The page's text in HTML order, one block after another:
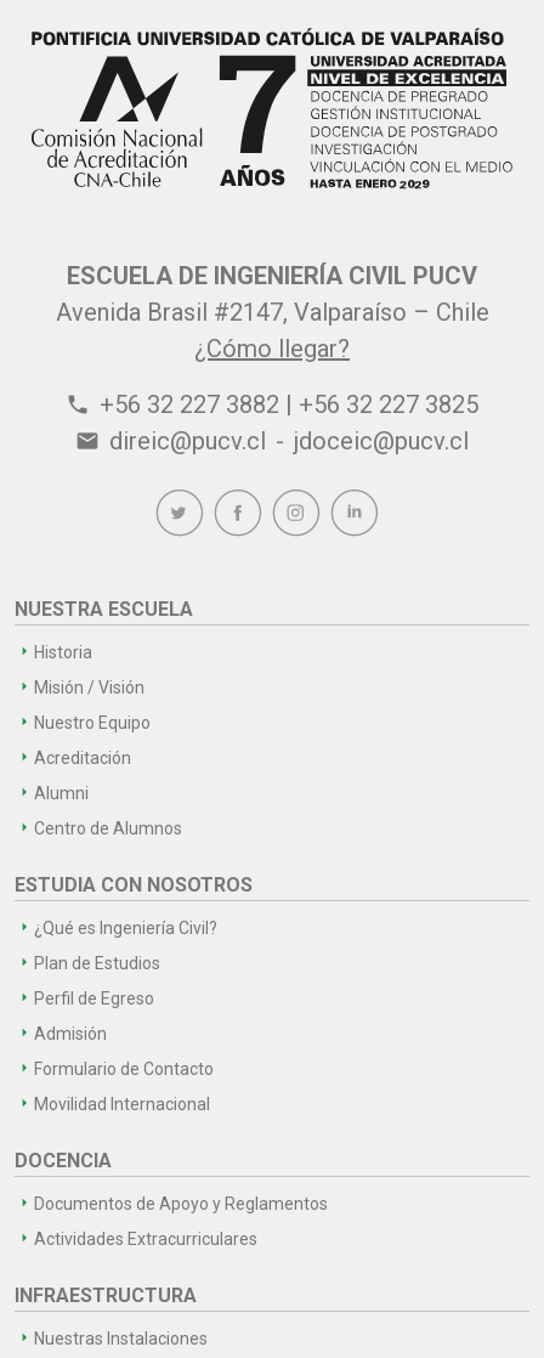
ESCUELA DE INGENIERÍA CIVIL PUCV
Avenida Brasil #2147, Valparaíso – Chile
¿Cómo llegar?
phone +56 32 227 3882 | +56 32 227 3825
email direic@pucv.cl - jdoceic@pucv.cl
NUESTRA ESCUELA
Historia
Misión / Visión
Nuestro Equipo
Acreditación
Alumni
Centro de Alumnos
ESTUDIA CON NOSOTROS
¿Qué es Ingeniería Civil?
Plan de Estudios
Perfil de Egreso
Admisión
Formulario de Contacto
Movilidad Internacional
DOCENCIA
Documentos de Apoyo y Reglamentos
Actividades Extracurriculares
INFRAESTRUCTURA
Nuestras Instalaciones